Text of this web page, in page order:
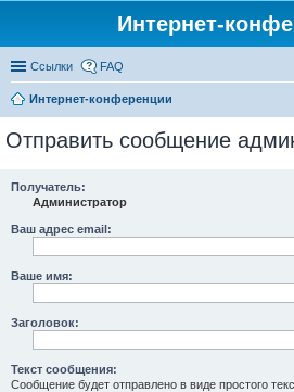
Интернет-
Ссылки FAQ
Интернет-конференции
Отправить сообщение
Получатель:
Администратор
Ваш адрес email:
Ваше имя:
Заголовок:
Текст сообщения:
Сообщение будет отправлено в виде простого